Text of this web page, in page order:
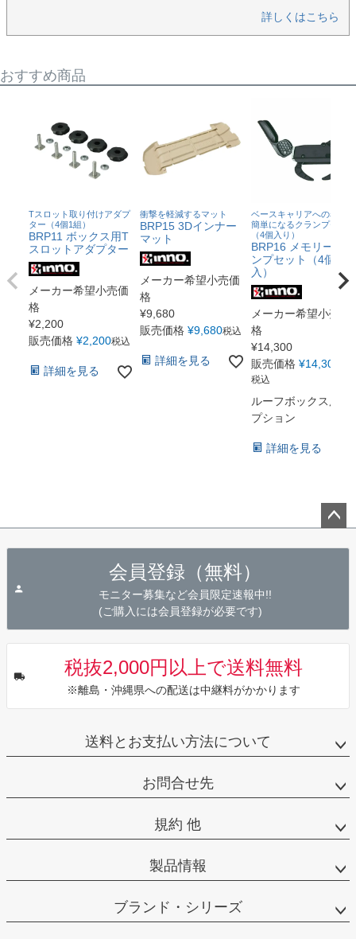
詳しくはこちら
おすすめ商品
Tスロット取り付けアダプ
ター（4個1組）
BRP11 ボックス用T
スロットアダプター
メーカー希望小売価
格
¥2,200
販売価格 ¥2,200税込
詳細を見る
衝撃を軽減するマット
BRP15 3Dインナー
マット
メーカー希望小売価
格
¥9,680
販売価格 ¥9,680税込
詳細を見る
ベースキャリアへの着脱が
簡単になるクランプセット
（4個入り）
BRP16 メモリークラ
ンプセット（4個
入）
メーカー希望小売価
格
¥14,300
販売価格 ¥14,300
税込
ルーフボックス用オ
プション
詳細を見る
会員登録（無料）
モニター募集など会員限定速報中!!
(ご購入には会員登録が必要です)
税抜2,000円以上で送料無料
※離島・沖縄県への配送は中継料がかかります
送料とお支払い方法について
お問合せ先
規約 他
製品情報
ブランド・シリーズ